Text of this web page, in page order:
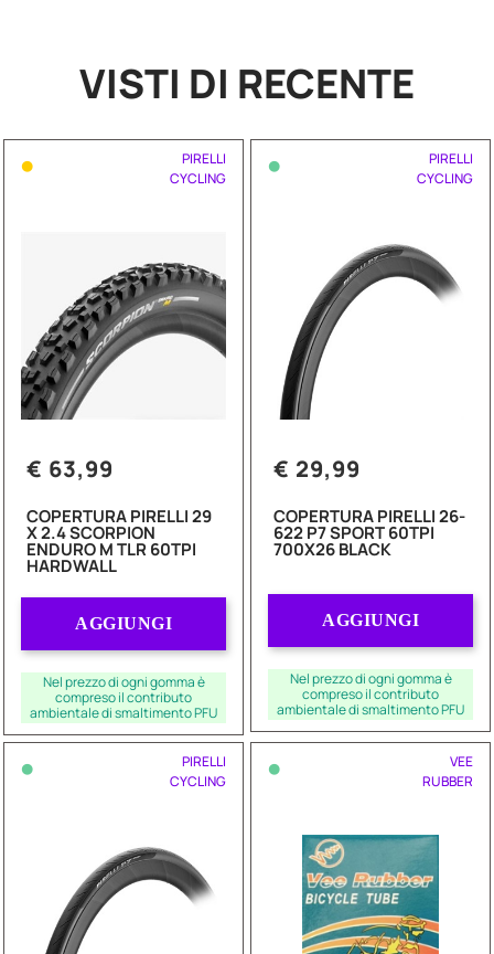
VISTI DI RECENTE
•
PIRELLI
CYCLING
€ 63,99
COPERTURA PIRELLI 29
X 2.4 SCORPION
ENDURO M TLR 60TPI
HARDWALL
AGGIUNGI
Nel prezzo di ogni gomma è
compreso il contributo
ambientale di smaltimento PFU
•
PIRELLI
CYCLING
€ 29,99
COPERTURA PIRELLI 26-
622 P7 SPORT 60TPI
700X26 BLACK
AGGIUNGI
Nel prezzo di ogni gomma è
compreso il contributo
ambientale di smaltimento PFU
•
PIRELLI
CYCLING
•
VEE
RUBBER